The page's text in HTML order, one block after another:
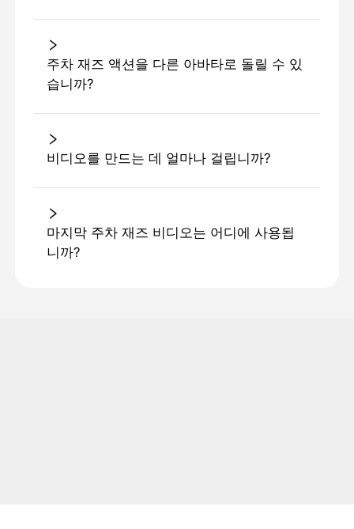
주차 재즈 액션을 다른 아바타로 돌릴 수 있
습니까?
비디오를 만드는 데 얼마나 걸립니까?
마지막 주차 재즈 비디오는 어디에 사용됩
니까?